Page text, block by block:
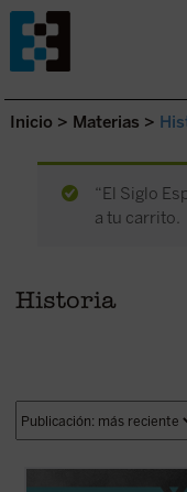
Saltar al contenido.
Inicio > Materias >
“El Siglo
a tu carrito.
Historia